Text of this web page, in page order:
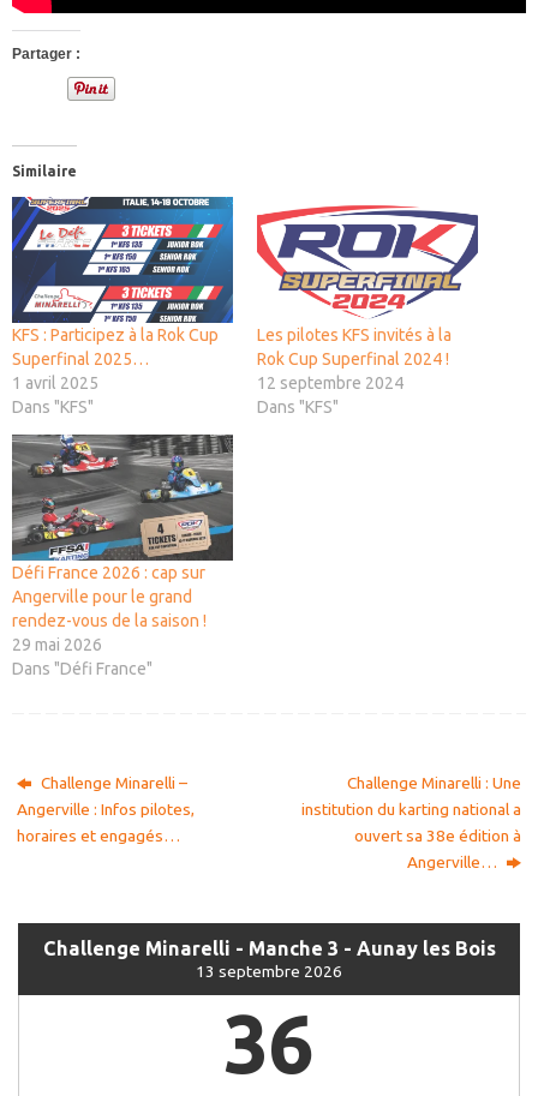
Partager :
Similaire
KFS : Participez à la Rok Cup
Superfinal 2025…
1 avril 2025
Dans "KFS"
Les pilotes KFS invités à la
Rok Cup Superfinal 2024 !
12 septembre 2024
Dans "KFS"
Défi France 2026 : cap sur
Angerville pour le grand
rendez-vous de la saison !
29 mai 2026
Dans "Défi France"
Challenge Minarelli –
Angerville : Infos pilotes,
horaires et engagés…
Challenge Minarelli : Une
institution du karting national a
ouvert sa 38e édition à
Angerville…
Challenge Minarelli - Manche 3 - Aunay les Bois
13 septembre 2026
36